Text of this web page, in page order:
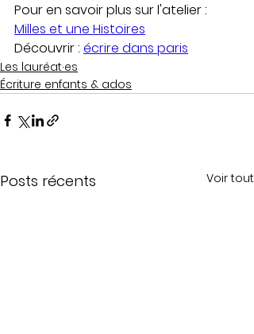
Pour en savoir plus sur l'atelier :
Milles et une Histoires
Découvrir : écrire dans paris
Les lauréat·es
Écriture enfants & ados
Posts récents Voir tout